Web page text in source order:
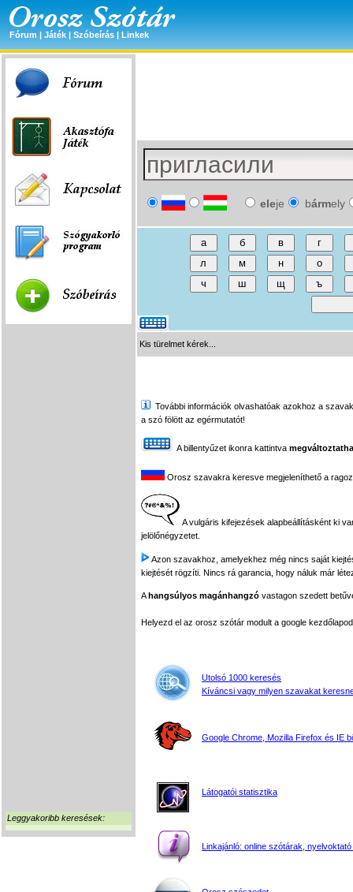
Fórum | Játék | Szóbeírás | Linkek
Leggyakoribb keresések:
eleje bármely
Kis türelmet kérek...
További információk olvashatóak azokhoz a
a szó fölött az egérmutatót!
A billentyűzet ikonra kattintva
Orosz szavakra keresve megjeleníthető a
A vulgáris kifejezések alapbeállításként ki
jelölőnégyzetet.
Azon szavakhoz, amelyekhez még nincs saját
kiejtését rögzíti. Nincs rá garancia, hogy náluk már
Ahangsúlyos magánhangzó vastagon szedett
Helyezd el az orosz szótár modult a google
Utolsó 1000 keresés
Kíváncsi vagy milyen szavakat
Google Chrome, Mozilla Firefox és IE
Látogatói statisztika
Linkajánló: online szótárak, nyelvoktató